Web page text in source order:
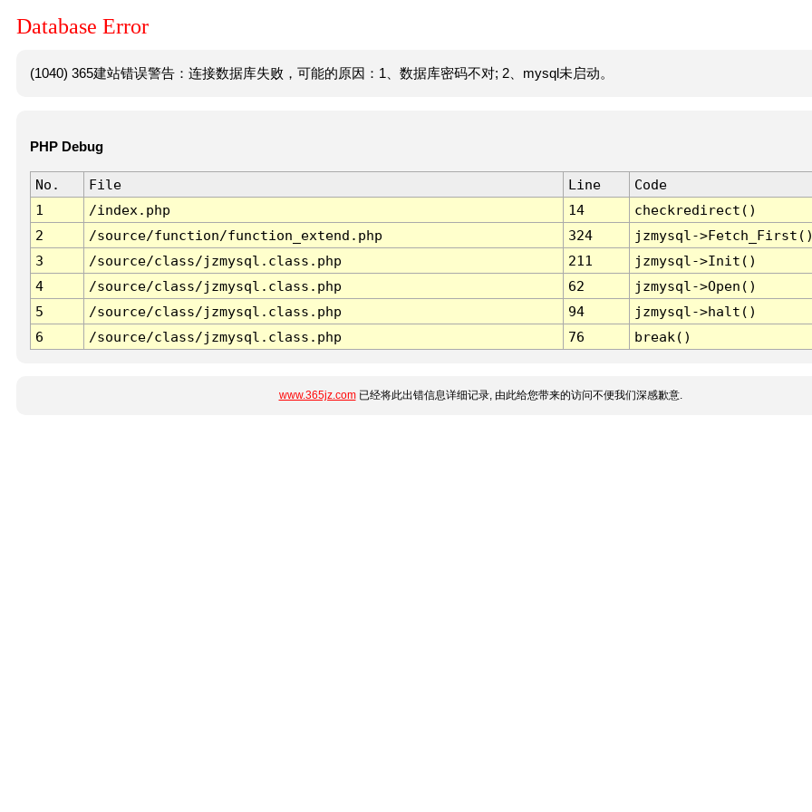
Database Error
(1040) 365建站错误警告：连接数据库失败，可能的原因：1、数据库密码不对; 2、mysql未启动。
PHP Debug
No. File Line
Code
1
/index.php 14
checkredirect()
2
/source/function/function_extend.php 324
jzmysql-
3
/source/class/jzmysql.class.php 211
jzmysql->Init()
4
/source/class/jzmysql.class.php 62
jzmysql->Open()
5
/source/class/jzmysql.class.php 94
jzmysql->halt()
6
/source/class/jzmysql.class.php 76 break()
www.365jz.com已经将此出错信息详细记录, 由此给您带来的访问不便我们深感歉意.